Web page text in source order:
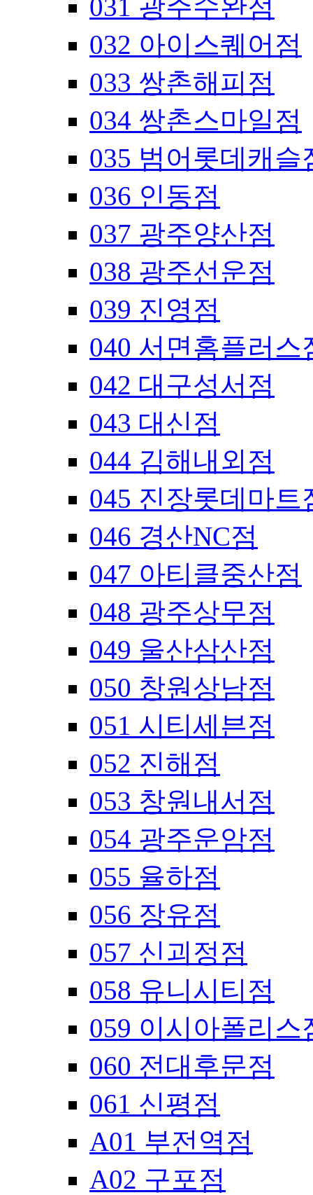
031 광주수완점
032 아이스퀘어점
033 쌍촌해피점
034 쌍촌스마일점
035 범어롯데캐슬
036 인동점
037 광주양산점
038 광주선운점
039 진영점
040 서면홈플러스
042 대구성서점
043 대신점
044 김해내외점
045 진장롯데마트
046 경산NC점
047 아티클중산점
048 광주상무점
049 울산삼산점
050 창원상남점
051 시티세븐점
052 진해점
053 창원내서점
054 광주운암점
055 율하점
056 장유점
057 신괴정점
058 유니시티점
059 이시아폴리스
060 전대후문점
061 신평점
A01 부전역점
A02 구포점